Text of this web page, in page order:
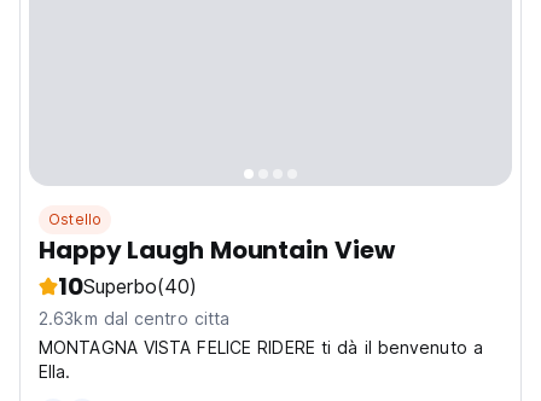
Ostello
Happy Laugh Mountain View
10Superbo(40)
2.63km dal centro citta
MONTAGNA VISTA FELICE RIDERE ti dà il benvenuto a
Ella.